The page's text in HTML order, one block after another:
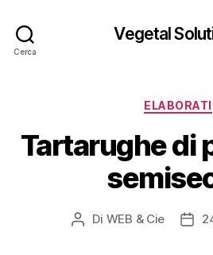
Cerca
Vegetal
ELABORATI
Tartarughe di
Autore
Di WEB & Cie
Data